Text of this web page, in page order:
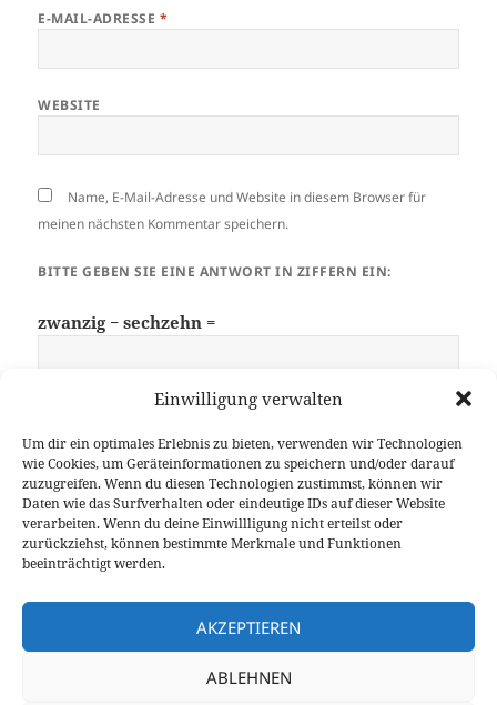
Einwilligung verwalten
Um dir ein optimales Erlebnis zu bieten, verwenden wir Technologien
wie Cookies, um Geräteinformationen zu speichern und/oder darauf
zuzugreifen. Wenn du diesen Technologien zustimmst, können wir
Daten wie das Surfverhalten oder eindeutige IDs auf dieser Website
verarbeiten. Wenn du deine Einwillligung nicht erteilst oder
zurückziehst, können bestimmte Merkmale und Funktionen
beeinträchtigt werden.
AKZEPTIEREN
ABLEHNEN
E-MAIL-ADRESSE *
WEBSITE
Name, E-Mail-Adresse und Website in diesem Browser für
meinen nächsten Kommentar speichern.
BITTE GEBEN SIE EINE ANTWORT IN ZIFFERN EIN:
zwanzig − sechzehn =
Beitragsnavigation
WEITER
Nächster
Das Ende der HamClock – oder doch
USB-Handmikrofon mit JaY-TrX-Link App